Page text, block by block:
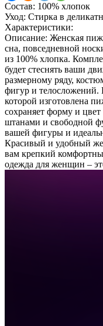
Состав: 100% хлопок
Уход: Стирка в
Характеристики:
Описание: Женская
сна, повседневной
из 100% хлопка.
будет стеснять ваши
размерному ряду,
фигур и телосложений.
которой изготовлена
сохраняет форму и
штанами и свободной
вашей фигуры и
Красивый и удобный
вам крепкий
одежда для женщин –